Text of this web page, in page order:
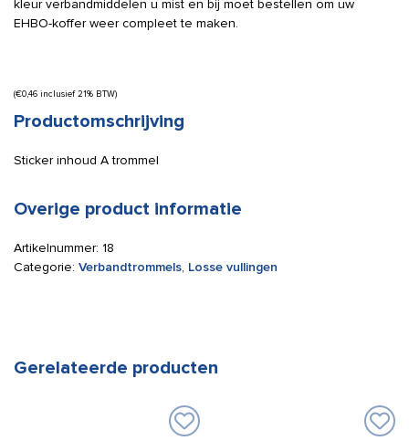
kleur verbandmiddelen u mist en bij moet bestellen om uw
EHBO-koffer weer compleet te maken.
(€0,46 inclusief 21% BTW)
Productomschrijving
Sticker inhoud A trommel
Overige product informatie
Artikelnummer: 18
Categorie: Verbandtrommels, Losse vullingen
Gerelateerde producten